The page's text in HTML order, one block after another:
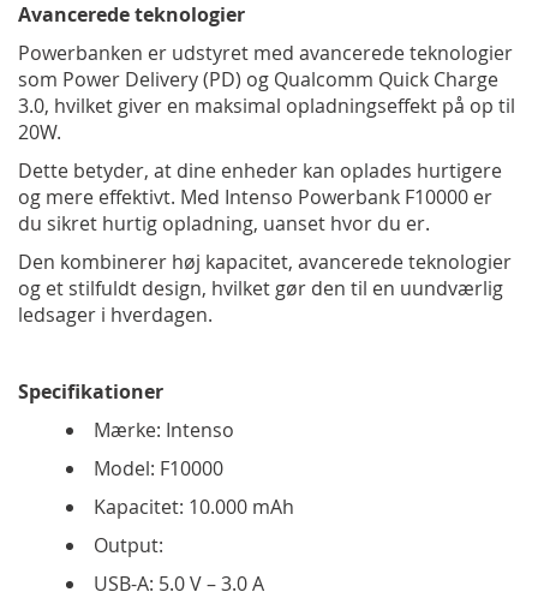
Avancerede teknologier
Powerbanken er udstyret med avancerede teknologier
som Power Delivery (PD) og Qualcomm Quick Charge
3.0, hvilket giver en maksimal opladningseffekt på op til
20W.
Dette betyder, at dine enheder kan oplades hurtigere
og mere effektivt. Med Intenso Powerbank F10000 er
du sikret hurtig opladning, uanset hvor du er.
Den kombinerer høj kapacitet, avancerede teknologier
og et stilfuldt design, hvilket gør den til en uundværlig
ledsager i hverdagen.
Specifikationer
Mærke: Intenso
Model: F10000
Kapacitet: 10.000 mAh
Output:
USB-A: 5.0 V – 3.0 A